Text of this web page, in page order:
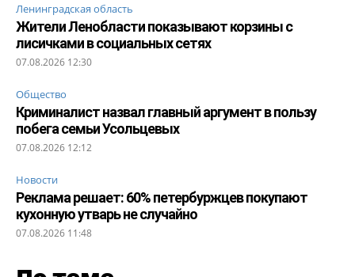
Ленинградская область
Жители Ленобласти показывают корзины с
лисичками в социальных сетях
07.08.2026 12:30
Общество
Криминалист назвал главный аргумент в пользу
побега семьи Усольцевых
07.08.2026 12:12
Новости
Реклама решает: 60% петербуржцев покупают
кухонную утварь не случайно
07.08.2026 11:48